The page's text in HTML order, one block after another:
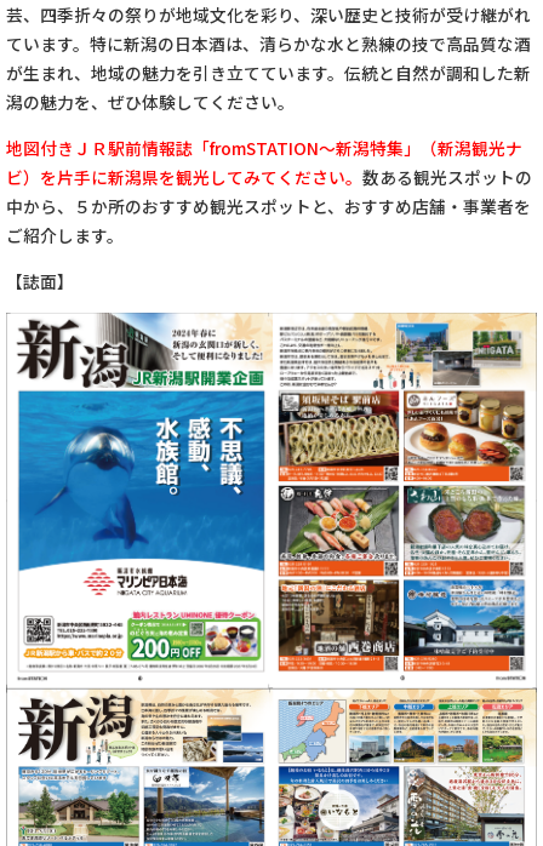
芸、四季折々の祭りが地域文化を彩り、深い歴史と技術が受け継がれ
ています。特に新潟の日本酒は、清らかな水と熟練の技で高品質な酒
が生まれ、地域の魅力を引き立てています。伝統と自然が調和した新
潟の魅力を、ぜひ体験してください。
地図付きＪＲ駅前情報誌「fromSTATION～新潟特集」（新潟観光ナ
ビ）を片手に新潟県を観光してみてください。 数ある観光スポットの
中から、５か所のおすすめ観光スポットと、おすすめ店舗・事業者を
ご紹介します。
【誌面】